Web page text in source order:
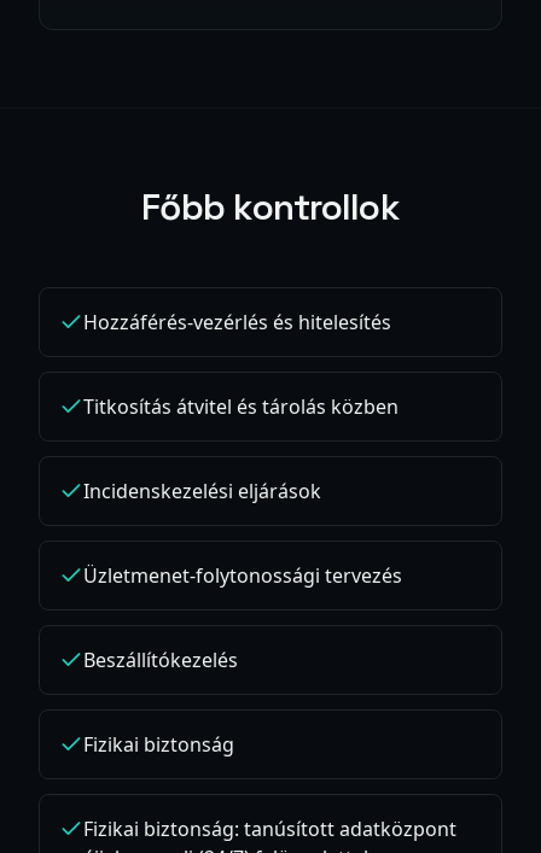
Főbb kontrollok
Hozzáférés-vezérlés és hitelesítés
Titkosítás átvitel és tárolás közben
Incidenskezelési eljárások
Üzletmenet-folytonossági tervezés
Beszállítókezelés
Fizikai biztonság
Fizikai biztonság: tanúsított adatközpont